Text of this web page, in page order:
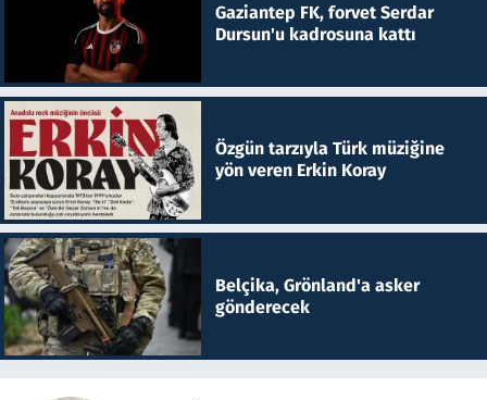
Gaziantep FK, forvet Serdar
Dursun'u kadrosuna kattı
Özgün tarzıyla Türk müziğine
yön veren Erkin Koray
Belçika, Grönland'a asker
gönderecek